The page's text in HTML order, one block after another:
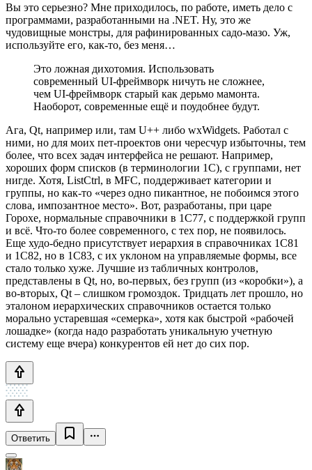
Вы это серьезно? Мне приходилось, по работе, иметь дело с
программами, разработанными на .NET. Ну, это же
чудовищные монстры, для рафинированных садо-мазо. Уж,
используйте его, как-то, без меня…
Это ложная дихотомия. Использовать
современный UI-фреймворк ничуть не сложнее,
чем UI-фреймворк старый как дерьмо мамонта.
Наоборот, современные ещё и поудобнее будут.
Ага, Qt, например или, там U++ либо wxWidgets. Работал с
ними, но для моих пет-проектов они чересчур избыточны, тем
более, что всех задач интерфейса не решают. Например,
хороших форм списков (в терминологии 1С), с группами, нет
нигде. Хотя, ListCtrl, в MFC, поддерживает категории и
группы, но как-то «через одно пикантное, не побоимся этого
слова, импозантное место». Вот, разработаны, при царе
Горохе, нормальные справочники в 1С77, с поддержкой групп
и всё. Что-то более современного, с тех пор, не появилось.
Еще худо-бедно присутствует иерархия в справочниках 1С81
и 1С82, но в 1С83, с их уклоном на управляемые формы, все
стало только хуже. Лучшие из табличных контролов,
представлены в Qt, но, во-первых, без групп (из «коробки»), а
во-вторых, Qt – слишком громоздок. Тридцать лет прошло, но
эталоном иерархических справочников остается только
морально устаревшая «семерка», хотя как быстрой «рабочей
лошадке» (когда надо разработать уникальную учетную
систему еще вчера) конкурентов ей нет до сих пор.
Ответить